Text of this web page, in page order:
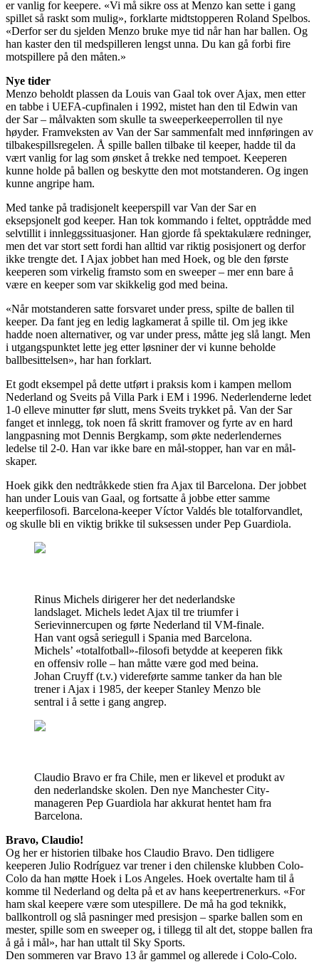
er vanlig for keepere. «Vi må sikre oss at Menzo kan sette i gang
spillet så raskt som mulig», forklarte midtstopperen Roland Spelbos.
«Derfor ser du sjelden Menzo bruke mye tid når han har ballen. Og
han kaster den til medspilleren lengst unna. Du kan gå forbi fire
motspillere på den måten.»
Nye tider
Menzo beholdt plassen da Louis van Gaal tok over Ajax, men etter
en tabbe i UEFA-cupfinalen i 1992, mistet han den til Edwin van
der Sar – målvakten som skulle ta sweeperkeeperrollen til nye
høyder. Framveksten av Van der Sar sammenfalt med innføringen av
tilbakespillsregelen. Å spille ballen tilbake til keeper, hadde til da
vært vanlig for lag som ønsket å trekke ned tempoet. Keeperen
kunne holde på ballen og beskytte den mot motstanderen. Og ingen
kunne angripe ham.
Med tanke på tradisjonelt keeperspill var Van der Sar en
eksepsjonelt god keeper. Han tok kommando i feltet, opptrådde med
selvtillit i innleggssituasjoner. Han gjorde få spektakulære redninger,
men det var stort sett fordi han alltid var riktig posisjonert og derfor
ikke trengte det. I Ajax jobbet han med Hoek, og ble den første
keeperen som virkelig framsto som en sweeper – mer enn bare å
være en keeper som var skikkelig god med beina.
«Når motstanderen satte forsvaret under press, spilte de ballen til
keeper. Da fant jeg en ledig lagkamerat å spille til. Om jeg ikke
hadde noen alternativer, og var under press, måtte jeg slå langt. Men
i utgangspunktet lette jeg etter løsniner der vi kunne beholde
ballbesittelsen», har han forklart.
Et godt eksempel på dette utført i praksis kom i kampen mellom
Nederland og Sveits på Villa Park i EM i 1996. Nederlenderne ledet
1-0 elleve minutter før slutt, mens Sveits trykket på. Van der Sar
fanget et innlegg, tok noen få skritt framover og fyrte av en hard
langpasning mot Dennis Bergkamp, som økte nederlendernes
ledelse til 2-0. Han var ikke bare en mål-stopper, han var en mål-
skaper.
Hoek gikk den nedtråkkede stien fra Ajax til Barcelona. Der jobbet
han under Louis van Gaal, og fortsatte å jobbe etter samme
keeperfilosofi. Barcelona-keeper Víctor Valdés ble totalforvandlet,
og skulle bli en viktig brikke til suksessen under Pep Guardiola.
Rinus Michels dirigerer her det nederlandske
landslaget. Michels ledet Ajax til tre triumfer i
Serievinnercupen og førte Nederland til VM-finale.
Han vant også seriegull i Spania med Barcelona.
Michels’ «totalfotball»-filosofi betydde at keeperen fikk
en offensiv rolle – han måtte være god med beina.
Johan Cruyff (t.v.) videreførte samme tanker da han ble
trener i Ajax i 1985, der keeper Stanley Menzo ble
sentral i å sette i gang angrep.
Claudio Bravo er fra Chile, men er likevel et produkt av
den nederlandske skolen. Den nye Manchester City-
manageren Pep Guardiola har akkurat hentet ham fra
Barcelona.
Bravo, Claudio!
Og her er historien tilbake hos Claudio Bravo. Den tidligere
keeperen Julio Rodríguez var trener i den chilenske klubben Colo-
Colo da han møtte Hoek i Los Angeles. Hoek overtalte ham til å
komme til Nederland og delta på et av hans keepertrenerkurs. «For
ham skal keepere være som utespillere. De må ha god teknikk,
ballkontroll og slå pasninger med presisjon – sparke ballen som en
mester, spille som en sweeper og, i tillegg til alt det, stoppe ballen fra
å gå i mål», har han uttalt til Sky Sports.
Den sommeren var Bravo 13 år gammel og allerede i Colo-Colo.